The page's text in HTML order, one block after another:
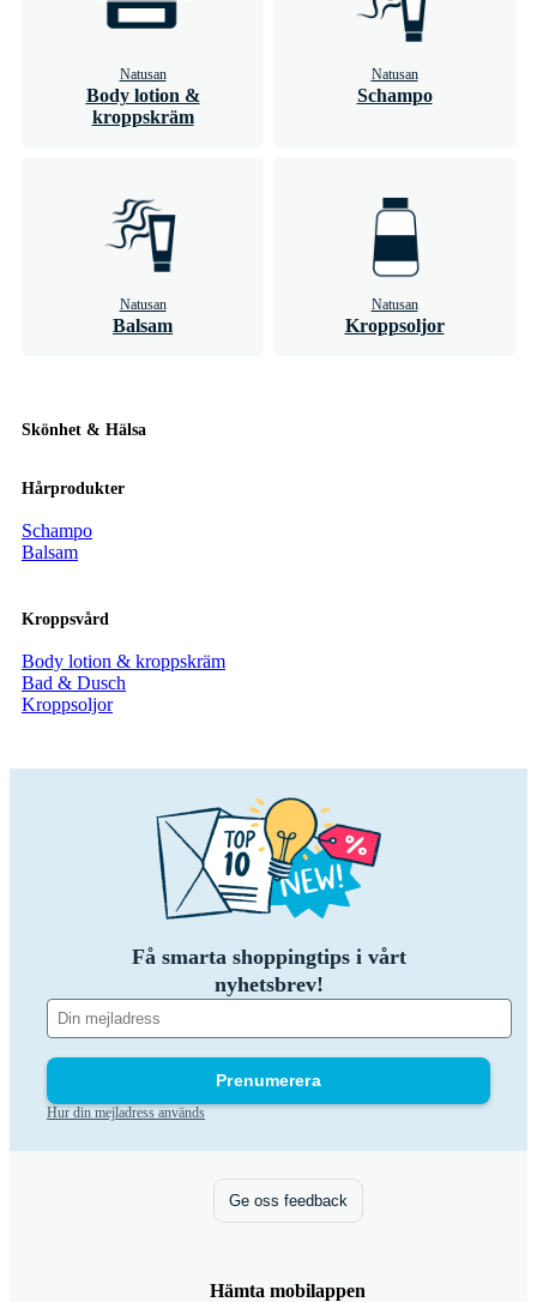
Natusan
Body lotion &
kroppskräm
Natusan
Schampo
Natusan
Balsam
Natusan
Kroppsoljor
Skönhet & Hälsa
Hårprodukter
Schampo
Balsam
Kroppsvård
Body lotion & kroppskräm
Bad & Dusch
Kroppsoljor
Få smarta shoppingtips i vårt
nyhetsbrev!
Prenumerera
Hur din mejladress används
Ge oss feedback
Hämta mobilappen